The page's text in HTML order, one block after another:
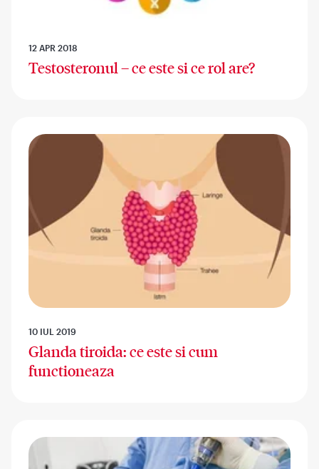
12 APR 2018
Testosteronul – ce este si ce rol are?
10 IUL 2019
Glanda tiroida: ce este si cum
functioneaza